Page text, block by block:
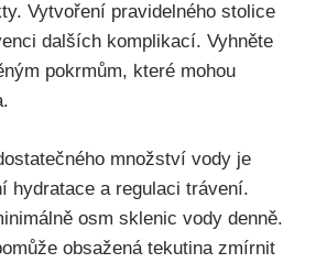
Vytvoření pravidelného stolice
dalších komplikací. Vyhněte
pokrmům, které mohou
množství vody je
hydratace a regulaci trávení.
osm sklenic⁣ vody denně.
obsažená tekutina⁣ zmírnit⁢